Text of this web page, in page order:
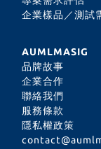
企業樣品／測試
AUMLMASIG
品牌故事
企業合作
聯絡我們
服務條款
隱私權政策